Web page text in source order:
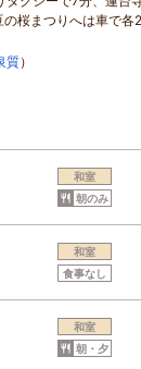
桜まつりへは車で各
質）
和室
朝のみ
和室
食事なし
和室
朝・夕